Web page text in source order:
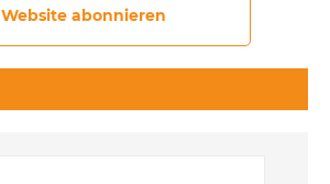
Website abonnieren